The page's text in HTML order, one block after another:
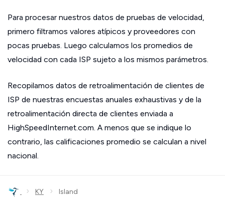
Para procesar nuestros datos de pruebas de velocidad,
primero filtramos valores atípicos y proveedores con
pocas pruebas. Luego calculamos los promedios de
velocidad con cada ISP sujeto a los mismos parámetros.
Recopilamos datos de retroalimentación de clientes de
ISP de nuestras encuestas anuales exhaustivas y de la
retroalimentación directa de clientes enviada a
HighSpeedInternet.com. A menos que se indique lo
contrario, las calificaciones promedio se calculan a nivel
nacional.
› KY › Island